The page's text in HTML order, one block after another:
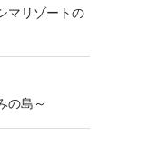
マリゾートの
の島～